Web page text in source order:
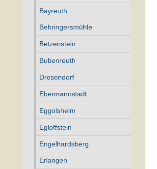
Bayreuth
Behringersmühle
Betzenstein
Bubenreuth
Drosendorf
Ebermannstadt
Eggolsheim
Egloffstein
Engelhardsberg
Erlangen